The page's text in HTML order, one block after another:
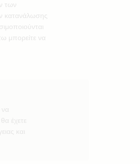
των
κατανάλωσης
μπορείτε να
έχετε
και